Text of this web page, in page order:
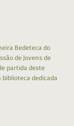
Bedeteca do
de Jovens de
partida deste
dedicada